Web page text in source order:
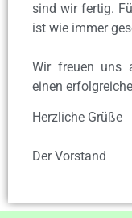
sind wir fertig.
ist wie immer
Wir freuen uns
einen
Herzliche Grüße
Der Vorstand